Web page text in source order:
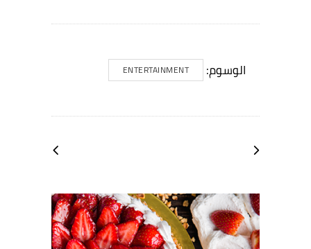
الوسوم: ENTERTAINMENT